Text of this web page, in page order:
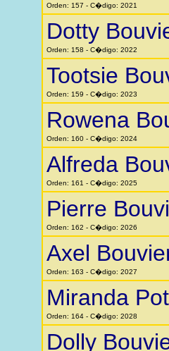
Orden: 157 - C�digo: 2021
Dotty
Orden: 158 - C�digo: 2022
Tootsie
Orden: 159 - C�digo: 2023
Rowena
Orden: 160 - C�digo: 2024
Alfreda
Orden: 161 - C�digo: 2025
Pierre
Orden: 162 - C�digo: 2026
Axel
Orden: 163 - C�digo: 2027
Miranda
Orden: 164 - C�digo: 2028
Dolly